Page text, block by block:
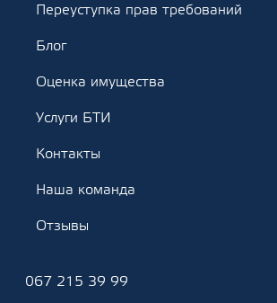
Переуступка прав требований
Блог
Оценка имущества
Услуги БТИ
Контакты
Наша команда
Отзывы
067 215 39 99